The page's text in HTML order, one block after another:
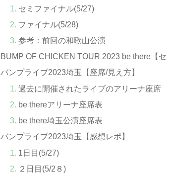
セミファイナル(5/27)
ファイナル(5/28)
参考：前回の和歌山公演
BUMP OF CHICKEN TOUR 2023 be there【セ
バンプライブ2023埼玉【座席/見え方】
過去に開催されたライブのアリーナ座席
be thereアリーナ座席表
be there埼玉公演座席表
バンプライブ2023埼玉【感想レポ】
1日目(5/27)
２日目(5/2８)